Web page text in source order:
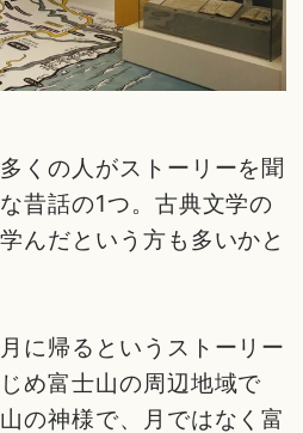
くの人がストーリーを聞
昔話の1つ。古典文学の
んだという方も多いかと
に帰るというストーリー
め富士山の周辺地域で
の神様で、月ではなく富